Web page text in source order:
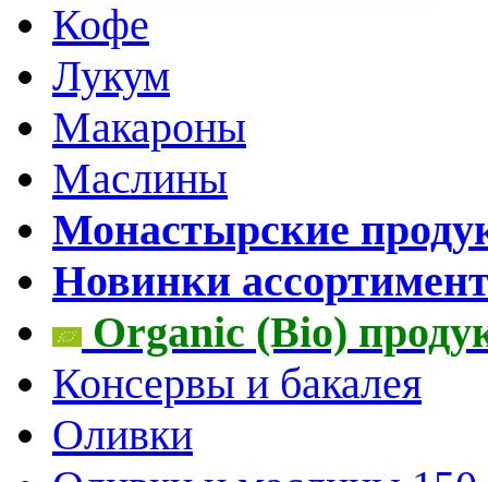
Кофе
Лукум
Макароны
Маслины
Монастырские
Новинки
Organic (Bio)
Консервы и бакалея
Оливки